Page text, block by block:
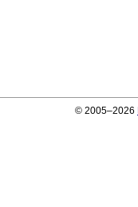
© 2005–2026